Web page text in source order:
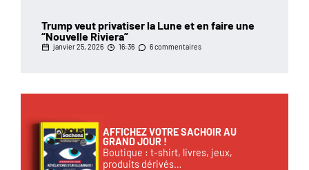
Trump veut privatiser la Lune et en faire une
“Nouvelle Riviera”
janvier 25, 2026 16:36 6 commentaires
AFFICHEZ VOTRE SACHOIR AU
GRAND JOUR !
Boutique : t-shirt, livres, jeux,
produits dérivés…